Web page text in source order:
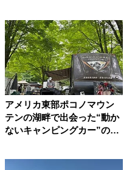
アメリカ東部ポコノマウン
テンの湖畔で出会った“動か
ないキャンピングカー”の暮